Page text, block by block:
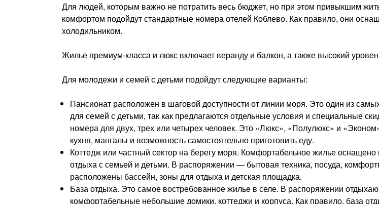
Для людей, которым важно не потратить весь бюджет, но при этом привыкшим
комфортом подойдут стандартные номера отелей Коблево. Как правило, они
холодильником.
Жилье премиум-класса и люкс включает веранду и балкон, а также высокий
Для молодежи и семей с детьми подойдут следующие варианты:
Пансионат расположен в шаговой доступности от линии моря. Это один из
для семей с детьми, так как предлагаются отдельные условия и специальные
номера для двух, трех или четырех человек. Это «Люкс», «Полулюкс» и
кухня, мангалы и возможность самостоятельно приготовить еду.
Коттедж или частный сектор на берегу моря. Комфортабельное жилье
отдыха с семьей и детьми. В распоряжении — бытовая техника, посуда,
расположены бассейн, зоны для отдыха и детская площадка.
База отдыха. Это самое востребованное жилье в селе. В распоряжении
комфортабельные небольшие домики, коттеджи и корпуса. Как правило, база